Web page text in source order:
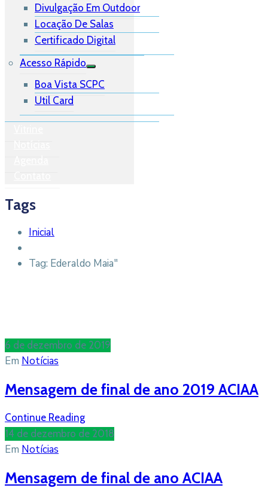
Divulgação Em Outdoor
Locação De Salas
Certificado Digital
Acesso Rápido
Boa Vista SCPC
Util Card
Tags
Inicial
Tag: Ederaldo Maia"
6 de dezembro de 2019
Em Notícias
Mensagem de final de ano 2019 ACIAA
Continue Reading
14 de dezembro de 2018
Em Notícias
Mensagem de final de ano ACIAA